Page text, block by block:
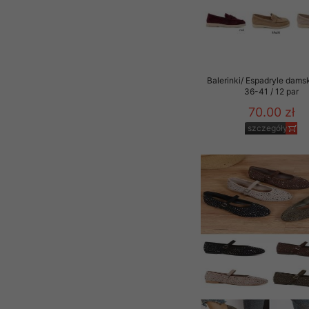
Balerinki/ Espadryle
36-41 / 12 par
70.00 zł
szczegóły